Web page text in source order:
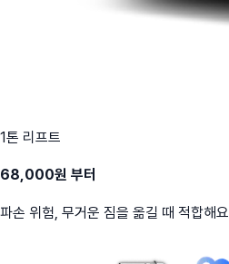
1톤 리프트
68,000원 부터
파손 위험, 무거운 짐을 옮길 때 적합해요